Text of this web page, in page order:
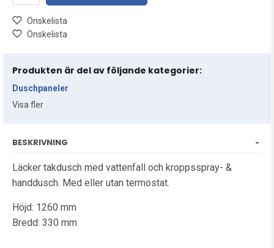
Önskelista
Önskelista
Produkten är del av följande kategorier:
Duschpaneler
Visa fler
BESKRIVNING
Läcker takdusch med vattenfall och kroppsspray- &
handdusch. Med eller utan termostat.
Höjd: 1260 mm
Bredd: 330 mm